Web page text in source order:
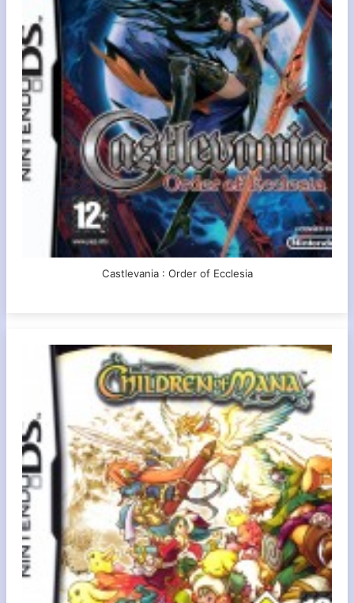
Castlevania : Order of Ecclesia